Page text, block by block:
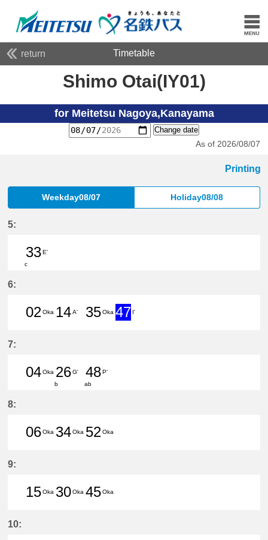
return Timetable
Shimo Otai(IY01)
for Meitetsu Nagoya,Kanayama
Change date
As of 2026/08/07
Printing
Weekday08/07 Holiday08/08
5:
33E'
c
6:
02Oka 14A'
35Oka 47 I'
7:
04
4分はつ LocalHigashi
Oka 26G'
b
48P'
ab
8:
06Oka 34Oka 52Oka
9:
15Oka 30Oka 45Oka
10: